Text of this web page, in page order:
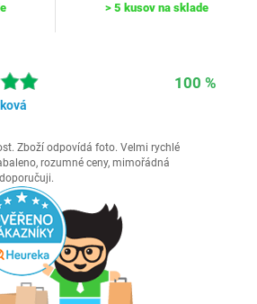
> 5 kusov na sklade
100 %
Zboží odpovídá foto. Velmi rychlé
rozumné ceny, mimořádná